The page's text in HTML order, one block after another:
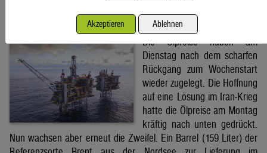
Brent-Ölpreis steigt auf 86,22 US-Dollar
4. August 2026, Wien
Die Ölpreise haben am
Dienstag nach dem scharfen
Rückgang zum Wochenstart
wieder zugelegt. Die Hoffnung
auf eine Lösung im Iran-Krieg
hatte die Ölpreise am Montag
kräftig nach unten gedrückt.
Nun wachsen aber erneut die Zweifel. Ein Barrel (159 Liter) der
Akzeptieren Ablehnen